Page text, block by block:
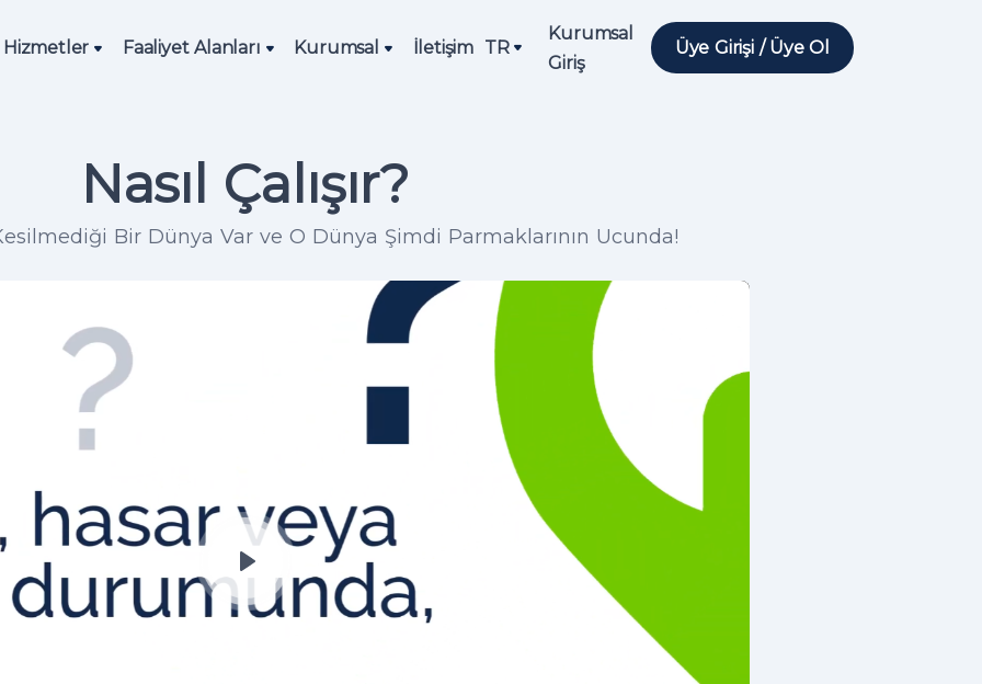
Hizmetler Faaliyet Alanları Kurumsal İletişim TR
Kurumsal
Giriş
Üye Girişi / Üye Ol
Nasıl Çalışır?
Bir Dünya Var ve O Dünya Şimdi Parmaklarının Ucunda!
Play